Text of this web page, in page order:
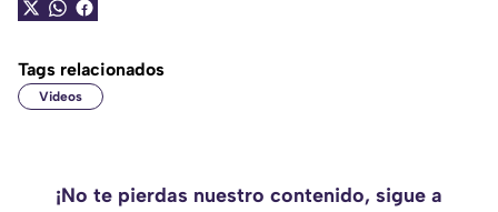
Tags relacionados
Videos
¡No te pierdas nuestro contenido, sigue a